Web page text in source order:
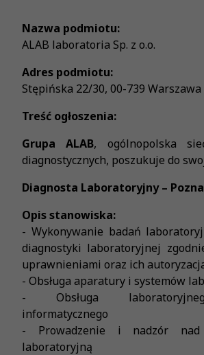
Nazwa podmiotu:
ALAB laboratoria Sp. z o.o.
Adres podmiotu:
Stępińska 22/30, 00-739 Warszawa
Treść ogłoszenia:
Grupa ALAB, ogólnopolska
diagnostycznych, poszukuje do
Diagnosta Laboratoryjny –
Opis stanowiska:
- Wykonywanie badań
diagnostyki laboratoryjnej
uprawnieniami oraz ich
- Obsługa aparatury i systemów
- Obsługa
informatycznego
- Prowadzenie i nadzór nad
laboratoryjną